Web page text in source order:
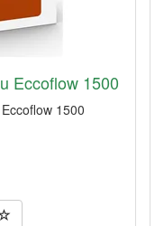
Eccoflow 1500
1500